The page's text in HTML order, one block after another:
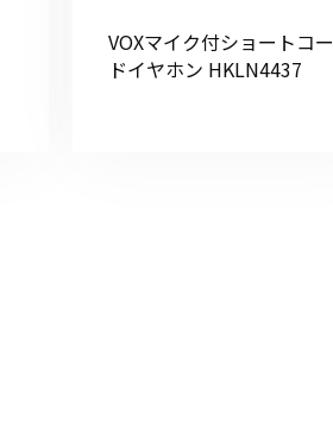
VOXマイク付ショートコー
ドイヤホン HKLN4437